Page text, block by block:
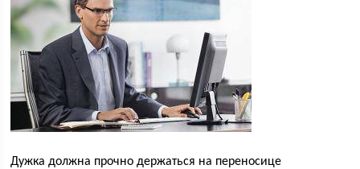
Дужка должна прочно держаться на переносице